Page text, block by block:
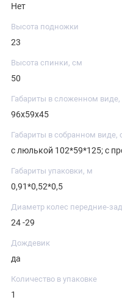
Нет
Высота подножки
23
Высота спинки, см
50
Габариты в сложенном виде,
96х59х45
Габариты в собранном виде,
с люлькой 102*59*125; с
Габариты упаковки, м
0,91*0,52*0,5
Диаметр колес передние-
24 -29
Дождевик
да
Количество в упаковке
1